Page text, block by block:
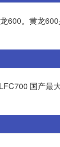
600。黄龙
国产